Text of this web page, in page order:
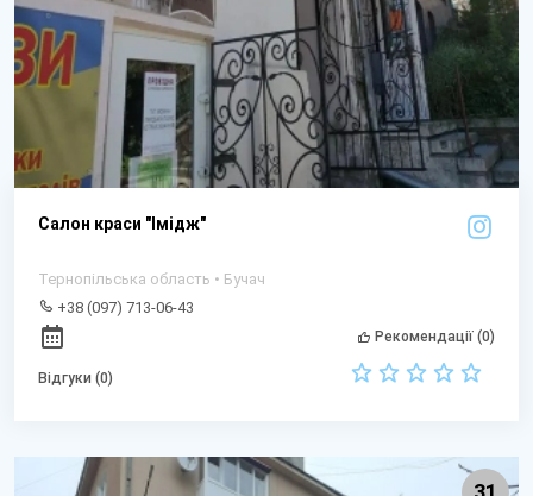
Салон краси "Імідж"
Тернопільська область • Бучач
+38 (097) 713-06-43
Рекомендації (0)
Відгуки (0)